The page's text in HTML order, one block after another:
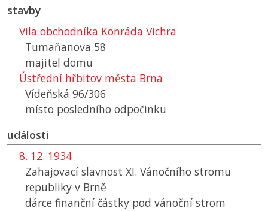
stavby
Vila obchodníka Konráda Vichra
Tumaňanova 58
majitel domu
Ústřední hřbitov města Brna
Vídeňská 96/306
místo posledního odpočinku
události
8. 12. 1934
Zahajovací slavnost XI. Vánočního stromu
republiky v Brně
dárce finanční částky pod vánoční strom